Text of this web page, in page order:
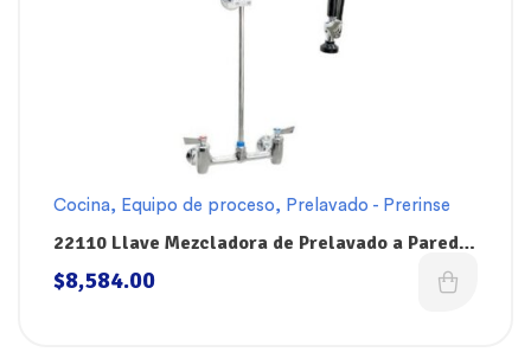
Cocina, Equipo de proceso, Prelavado - Prerinse
22110 Llave Mezcladora de Prelavado a Pared
de 36″ FISHER Prerinse
$8,584.00